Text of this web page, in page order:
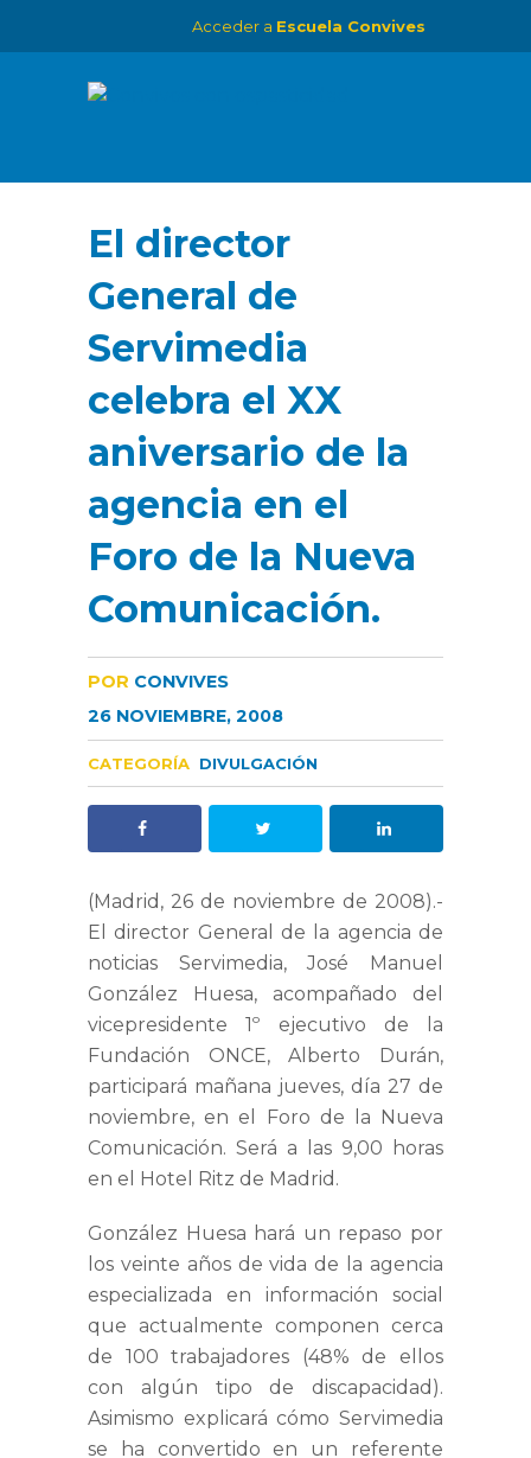
Acceder a Escuela Convives
El director
General de
Servimedia
celebra el XX
aniversario de la
agencia en el
Foro de la Nueva
Comunicación.
POR CONVIVES
26 NOVIEMBRE, 2008
CATEGORÍA DIVULGACIÓN
(Madrid, 26 de noviembre de 2008).-
El director General de la agencia de
noticias Servimedia, José Manuel
González Huesa, acompañado del
vicepresidente 1º ejecutivo de la
Fundación ONCE, Alberto Durán,
participará mañana jueves, día 27 de
noviembre, en el Foro de la Nueva
Comunicación. Será a las 9,00 horas
en el Hotel Ritz de Madrid.
González Huesa hará un repaso por
los veinte años de vida de la agencia
especializada en información social
que actualmente componen cerca
de 100 trabajadores (48% de ellos
con algún tipo de discapacidad).
Asimismo explicará cómo Servimedia
se ha convertido en un referente